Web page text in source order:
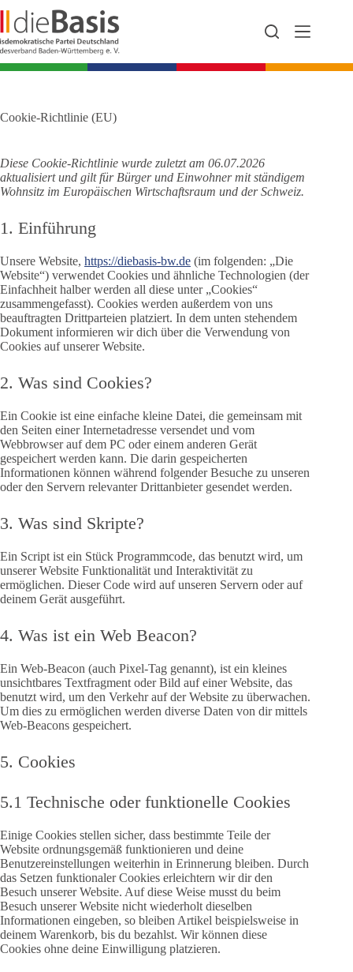
Inhalt
springen
Cookie-Richtlinie (EU)
Diese Cookie-Richtlinie wurde zuletzt am 06.07.2026
aktualisiert und gilt für Bürger und Einwohner mit ständigem
Wohnsitz im Europäischen Wirtschaftsraum und der Schweiz.
1. Einführung
Unsere Website, https://diebasis-bw.de (im folgenden: „Die
Website“) verwendet Cookies und ähnliche Technologien (der
Einfachheit halber werden all diese unter „Cookies“
zusammengefasst). Cookies werden außerdem von uns
beauftragten Drittparteien platziert. In dem unten stehendem
Dokument informieren wir dich über die Verwendung von
Cookies auf unserer Website.
2. Was sind Cookies?
Ein Cookie ist eine einfache kleine Datei, die gemeinsam mit
den Seiten einer Internetadresse versendet und vom
Webbrowser auf dem PC oder einem anderen Gerät
gespeichert werden kann. Die darin gespeicherten
Informationen können während folgender Besuche zu unseren
oder den Servern relevanter Drittanbieter gesendet werden.
3. Was sind Skripte?
Ein Script ist ein Stück Programmcode, das benutzt wird, um
unserer Website Funktionalität und Interaktivität zu
ermöglichen. Dieser Code wird auf unseren Servern oder auf
deinem Gerät ausgeführt.
4. Was ist ein Web Beacon?
Ein Web-Beacon (auch Pixel-Tag genannt), ist ein kleines
unsichtbares Textfragment oder Bild auf einer Website, das
benutzt wird, um den Verkehr auf der Website zu überwachen.
Um dies zu ermöglichen werden diverse Daten von dir mittels
Web-Beacons gespeichert.
5. Cookies
5.1 Technische oder funktionelle Cookies
Einige Cookies stellen sicher, dass bestimmte Teile der
Website ordnungsgemäß funktionieren und deine
Benutzereinstellungen weiterhin in Erinnerung bleiben. Durch
das Setzen funktionaler Cookies erleichtern wir dir den
Besuch unserer Website. Auf diese Weise musst du beim
Besuch unserer Website nicht wiederholt dieselben
Informationen eingeben, so bleiben Artikel beispielsweise in
deinem Warenkorb, bis du bezahlst. Wir können diese
Cookies ohne deine Einwilligung platzieren.